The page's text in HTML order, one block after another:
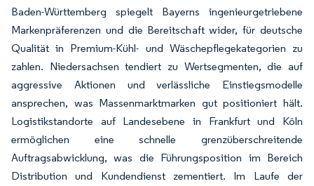
Baden-Württemberg spiegelt Bayerns ingenieurgetriebene
Markenpräferenzen und die Bereitschaft wider, für deutsche
Qualität in Premium-Kühl- und Wäschepflegekategorien zu
zahlen. Niedersachsen tendiert zu Wertsegmenten, die auf
aggressive Aktionen und verlässliche Einstiegsmodelle
ansprechen, was Massenmarktmarken gut positioniert hält.
Logistikstandorte auf Landesebene in Frankfurt und Köln
ermöglichen eine schnelle grenzüberschreitende
Auftragsabwicklung, was die Führungsposition im Bereich
Distribution und Kundendienst zementiert. Im Laufe der